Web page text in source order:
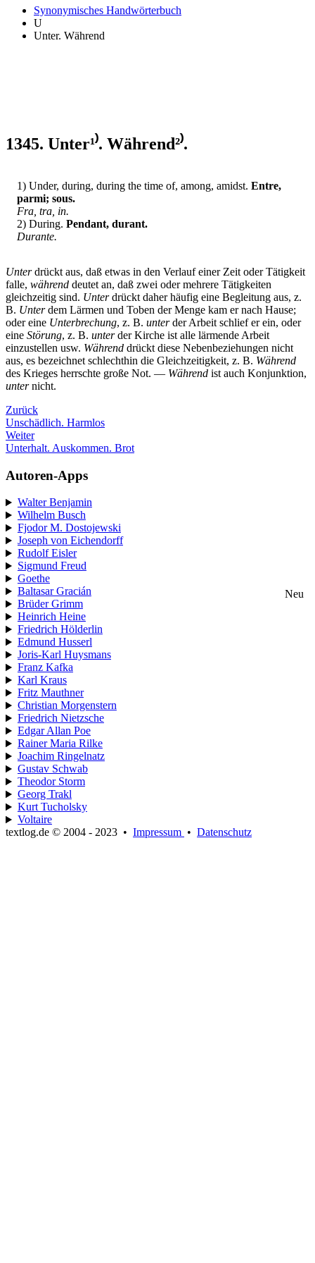
Synonymisches Handwörterbuch
U
Unter. Während
1345. Unter¹⁾. Während²⁾.
1) Under, during, during the time of, among, amidst. Entre,
parmi; sous.
Fra, tra, in.
2) During. Pendant, durant.
Durante.
Unterdrückt aus, daß etwas in den Verlauf einer Zeit oder Tätigkeit
falle, während deutet an, daß zwei oder mehrere Tätigkeiten
gleichzeitig sind. Unterdrückt daher häufig eine Begleitung aus, z.
B. Unterdem Lärmen und Toben der Menge kam er nach Hause;
oder eine Unterbrechung, z. B. unterder Arbeit schlief er ein, oder
eine Störung, z. B. unterder Kirche ist alle lärmende Arbeit
einzustellen usw. Während drückt diese Nebenbeziehungen nicht
aus, es bezeichnet schlechthin die Gleichzeitigkeit, z. B. Während
des Krieges herrschte große Not. — Während ist auch Konjunktion,
unternicht.
Zurück
Unschädlich. Harmlos
Weiter
Unterhalt. Auskommen. Brot
Autoren-Apps
Walter Benjamin
Wilhelm Busch
Fjodor M. Dostojewski
Joseph von Eichendorff
Rudolf Eisler
Sigmund Freud
Goethe
Baltasar Gracián
Neu
Brüder Grimm
Heinrich Heine
Friedrich Hölderlin
Edmund Husserl
Joris-Karl Huysmans
Franz Kafka
Karl Kraus
Fritz Mauthner
Christian Morgenstern
Friedrich Nietzsche
Edgar Allan Poe
Rainer Maria Rilke
Joachim Ringelnatz
Gustav Schwab
Theodor Storm
Georg Trakl
Kurt Tucholsky
Voltaire
textlog.de © 2004 - 2023 • Impressum • Datenschutz